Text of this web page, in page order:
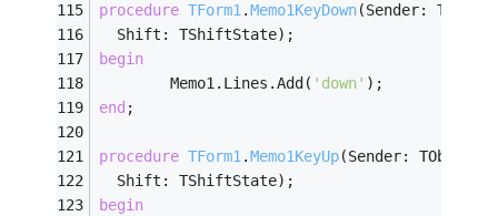
procedure TForm1.Memo1KeyDown(Sender:
  Shift: TShiftState)
;
begin
        Memo1.Lines.Add(
'down' );
end ;
procedure TForm1.Memo1KeyUp(Sender:
  Shift: TShiftState)
;
begin